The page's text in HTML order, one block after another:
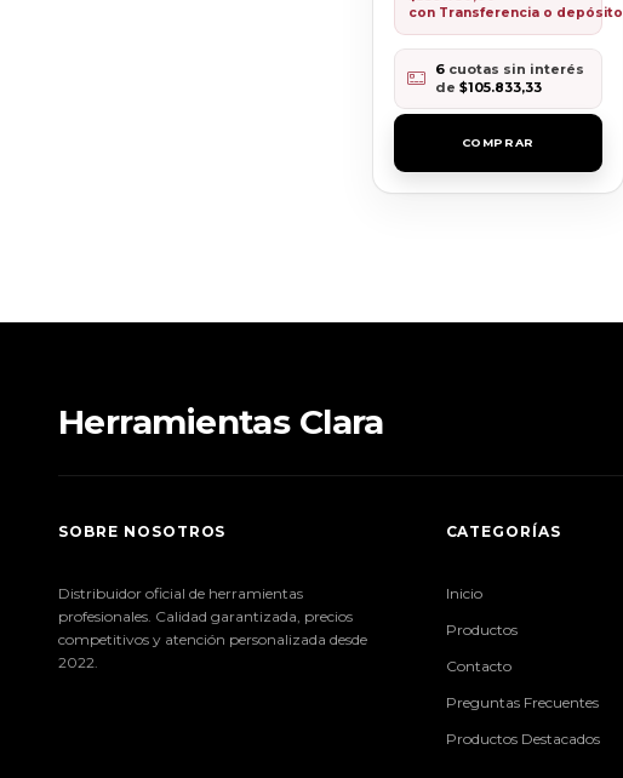
con Transferencia o depósito
6 cuotas sin interés
de $105.833,33
Herramientas Clara
SOBRE NOSOTROS
Distribuidor oficial de herramientas
profesionales. Calidad garantizada, precios
competitivos y atención personalizada desde
2022.
CATEGORÍAS
Inicio
Productos
Contacto
Preguntas Frecuentes
Productos Destacados